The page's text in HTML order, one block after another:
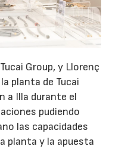
Group, y Llorenç
planta de Tucai
a Illa durante el
pudiendo
las capacidades
planta y la apuesta